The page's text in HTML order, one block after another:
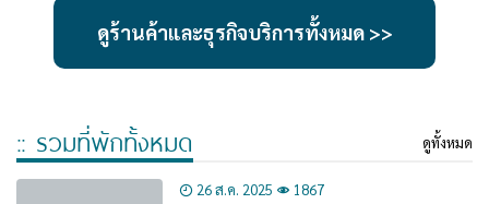
ดูร้านค้าและธุรกิจบริการทั้งหมด >>
:: รวมที่พักทั้งหมด ดูทั้งหมด
26 ส.ค. 2025 1867